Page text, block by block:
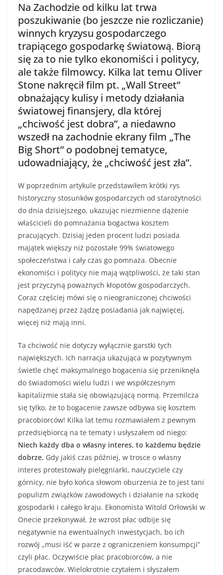
Na Zachodzie od kilku lat trwa
poszukiwanie (bo jeszcze nie rozliczanie)
winnych kryzysu gospodarczego
trapiącego gospodarkę światową. Biorą
się za to nie tylko ekonomiści i politycy,
ale także filmowcy. Kilka lat temu Oliver
Stone nakręcił film pt. „Wall Street”
obnażający kulisy i metody działania
światowej finansjery, dla której
„chciwość jest dobra”, a niedawno
wszedł na zachodnie ekrany film „The
Big Short” o podobnej tematyce,
udowadniający, że „chciwość jest zła”.
W poprzednim artykule przedstawiłem krótki rys
historyczny stosunków gospodarczych od starożytności
do dnia dzisiejszego, ukazując niezmienne dążenie
właścicieli do pomnażania bogactwa kosztem
pracujących. Dzisiaj jeden procent ludzi posiada
majątek większy niż pozostałe 99% światowego
społeczeństwa i cały czas go pomnaża. Obecnie
ekonomiści i politycy nie mają wątpliwości, że taki stan
jest przyczyną poważnych kłopotów gospodarczych.
Coraz częściej mówi się o nieograniczonej chciwości
napędzanej przez żądzę posiadania jak najwięcej,
więcej niż mają inni.
Ta chciwość nie dotyczy wyłącznie garstki tych
największych. Ich narracja ukazująca w pozytywnym
świetle chęć maksymalnego bogacenia się przeniknęła
do świadomości wielu ludzi i we współczesnym
kapitalizmie stała się obowiązującą normą. Przemilcza
się tylko, że to bogacenie zawsze odbywa się kosztem
pracobiorców! Kilka lat temu rozmawiałem z pewnym
przedsiębiorcą na te tematy i usłyszałem od niego:
Niech każdy dba o własny interes, to każdemu będzie
dobrze. Gdy jakiś czas później, w trosce o własny
interes protestowały pielęgniarki, nauczyciele czy
górnicy, nie było końca słowom oburzenia że to jest tani
populizm związków zawodowych i działanie na szkodę
gospodarki i całego kraju. Ekonomista Witold Orłowski w
Onecie przekonywał, że wzrost płac odbije się
negatywnie na ewentualnych inwestycjach, bo ich
rozwój „musi iść w parze z ograniczeniem konsumpcji”
czyli płac. Oczywiście płac pracobiorców, a nie
pracodawców. Wielokrotnie czytałem i słyszałem